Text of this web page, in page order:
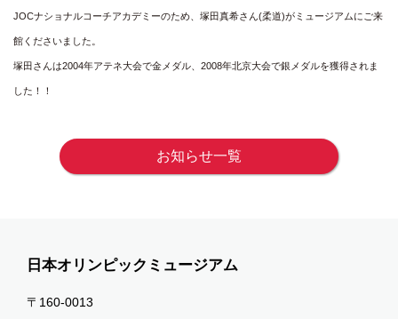
JOCナショナルコーチアカデミーのため、塚田真希さん(柔道)がミュージアムにご来
館くださいました。
塚田さんは2004年アテネ大会で金メダル、2008年北京大会で銀メダルを獲得されま
した！！
お知らせ一覧
日本オリンピックミュージアム
〒160-0013